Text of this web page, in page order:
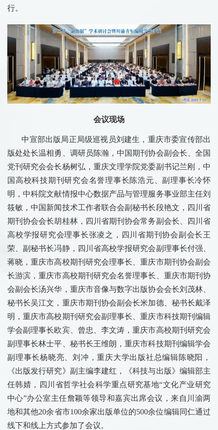
行。
会议现场
中宣部出版局正局级巡视员刘建生，重庆市委宣传部出
版处处长温相勇、调研员陈瀚，中国期刊协会副会长、全国
党刊研究会会长杨树弘，重庆文理学院党委副书记兰刚，中
国高校科技期刊研究会名誉理事长陈浩元、副理事长冷怀
明，中科院文献情报中心数据产品与管理服务事业部主任刘
筱敏，中国新闻技术工作者联合会副秘书长段艳文，四川省
期刊协会会长胡桂林，四川省期刊协会常务副会长、四川省
高校学报研究会理事长张凌之，四川省期刊协会副会长王
荣、副秘书长冯静，四川省高校学报研究会副理事长付强、
蒋晓，重庆市高校期刊研究会理事长、重庆市期刊协会副会
长游滨，重庆市高校期刊研究会名誉理事长、重庆市期刊协
会副会长汤兴华，重庆市音像与数字出版协会会长刘茂林、
秘书长吴江文，重庆市期刊协会副会长米加德、秘书长戴泽
明，重庆市高校期刊研究会副理事长、重庆市科技期刊编辑
学会副理事长欧宾、曾忠、李文涛，重庆市高校期刊研究会
副理事长林士平、秘书长王维朗，重庆市科技期刊编辑学会
副理事长杨晓亮、刘冲，重庆大学出版社总编辑陈晓阳，
《出版发行研究》副主编李建红，《科技与出版》编辑部主
任韩婧，四川省哲学社会科学重点研究基地“文化产业研究
中心”办公室主任詹颖等领导和嘉宾出席会议，来自川渝两
地和其他20余省市100余家出版单位的500余位编辑同仁通过
线下和线上方式参加了会议。